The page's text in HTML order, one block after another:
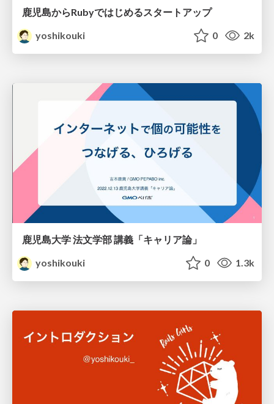
鹿児島からRubyではじめるスタートアップ
yoshikouki
0 2k
鹿児島大学 法文学部 講義「キャリア論」
yoshikouki
0 1.3k